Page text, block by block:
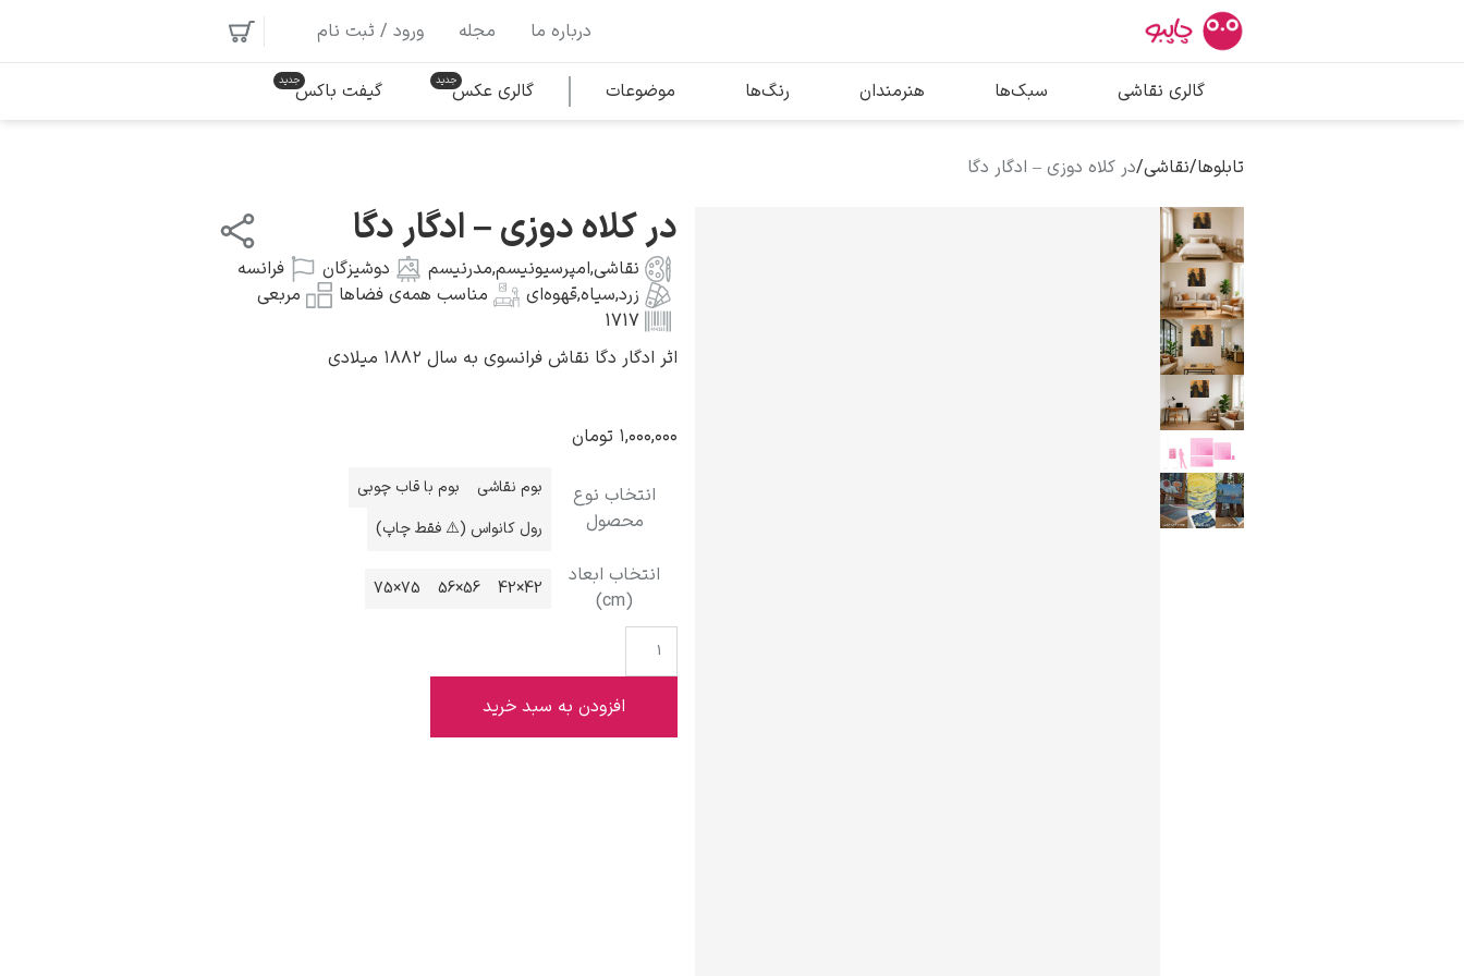
بیشترین جستجوها
پیکاسو
سالوادور دالی
محبوب‌ترین هنرمندان
درباره ما مجله ورود / ثبت نام
گالری نقاشی سبک‌ها هنرمندان رنگ‌ها موضوعات گالری عکس گیفت باکس
تابلوها/نقاشی/در کلاه دوزی – ادگار دگا
در کلاه دوزی – ادگار دگا
نقاشی,امپرسیونیسم,مدرنیسم دوشیزگان
فرانسه
زرد,سیاه,قهوه‌ای مناسب همه‌ی فضاها
مربعی
1717
اثر ادگار دگا نقاش فرانسوی به سال ۱۸۸۲ میلادی
۱,۰۰۰,۰۰۰ تومان
انتخاب نوع
محصول
بوم نقاشی
بوم با قاب چوبی
رول کانواس (⚠️ فقط چاپ)
انتخاب ابعاد
(cm)
42×42
56×56
75×75
افزودن به سبد خرید